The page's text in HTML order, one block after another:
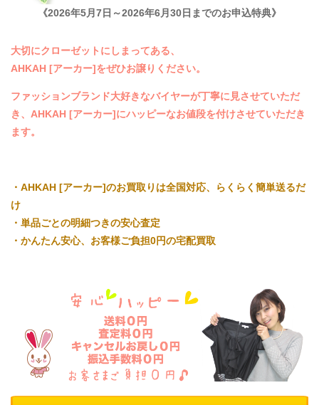
《2026年5月7日～2026年6月30日までのお申込特典》
大切にクローゼットにしまってある、
AHKAH [アーカー]をぜひお譲りください。
ファッションブランド大好きなバイヤーが丁寧に見させていただ
き、AHKAH [アーカー]にハッピーなお値段を付けさせていただき
ます。
・AHKAH [アーカー]のお買取りは全国対応、らくらく簡単送るだ
け
・単品ごとの明細つきの安心査定
・かんたん安心、お客様ご負担0円の宅配買取